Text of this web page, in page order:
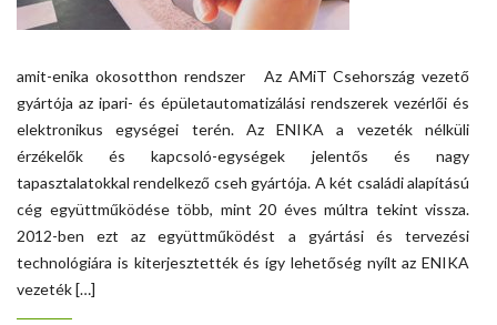
amit-enika okosotthon rendszer Az AMiT Csehország vezető
gyártója az ipari- és épületautomatizálási rendszerek vezérlői és
elektronikus egységei terén. Az ENIKA a vezeték nélküli
érzékelők és kapcsoló-egységek jelentős és nagy
tapasztalatokkal rendelkező cseh gyártója. A két családi alapítású
cég együttműködése több, mint 20 éves múltra tekint vissza.
2012-ben ezt az együttműködést a gyártási és tervezési
technológiára is kiterjesztették és így lehetőség nyílt az ENIKA
vezeték […]